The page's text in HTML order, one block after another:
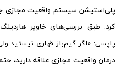
پلی‌استیشن سیستم واقعیت مجازی
کرد. طبق بررسی‌های خاویر
پاپسی: «اگر گیم‌باز قهاری نیستید
درمان واقعیت مجازی علاقه دارید،